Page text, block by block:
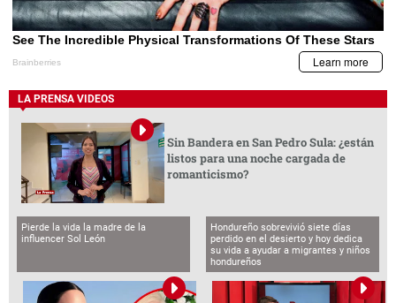
LA PRENSA VIDEOS
Sin Bandera en San Pedro Sula: ¿están
listos para una noche cargada de
romanticismo?
Pierde la vida la madre de la
influencer Sol León
Hondureño sobrevivió siete días
perdido en el desierto y hoy dedica
su vida a ayudar a migrantes y niños
hondureños